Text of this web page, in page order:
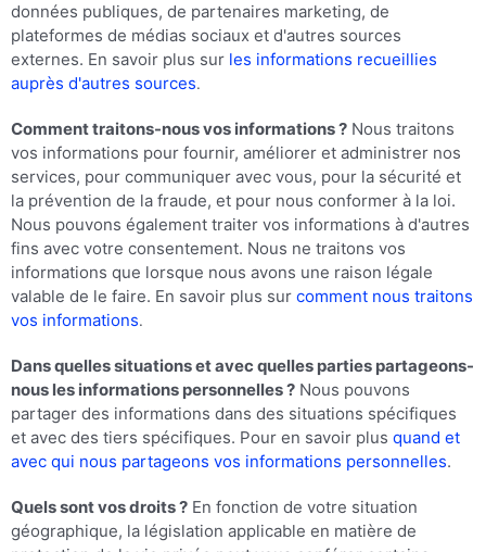
données publiques, de partenaires marketing, de
plateformes de médias sociaux et d'autres sources
externes. En savoir plus sur les informations recueillies
auprès d'autres sources.
Comment traitons-nous vos informations ? Nous traitons
vos informations pour fournir, améliorer et administrer nos
services, pour communiquer avec vous, pour la sécurité et
la prévention de la fraude, et pour nous conformer à la loi.
Nous pouvons également traiter vos informations à d'autres
fins avec votre consentement. Nous ne traitons vos
informations que lorsque nous avons une raison légale
valable de le faire. En savoir plus sur comment nous traitons
vos informations.
Dans quelles situations et avec quelles parties partageons-
nous les informations personnelles ? Nous pouvons
partager des informations dans des situations spécifiques
et avec des tiers spécifiques. Pour en savoir plus quand et
avec qui nous partageons vos informations personnelles.
Quels sont vos droits ? En fonction de votre situation
géographique, la législation applicable en matière de